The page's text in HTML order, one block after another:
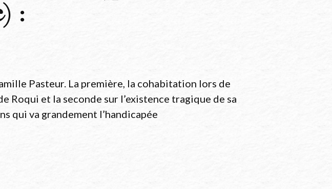
:
Pasteur. La première, la cohabitation lors de
Roqui et la seconde sur l’existence tragique de sa
qui va grandement l’handicapée